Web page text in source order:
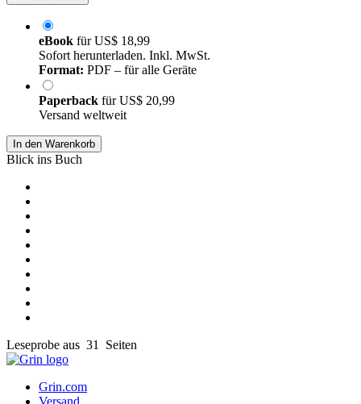
eBook fürUS$ 18,99
Sofort herunterladen. Inkl. MwSt.
Format: PDF – für alle Geräte
Paperback fürUS$ 20,99
Versand weltweit
In den Warenkorb
Blick ins Buch
Leseprobe aus 31 Seiten
Grin.com